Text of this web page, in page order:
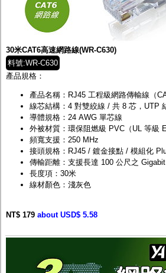
30米CAT6高速網路線(WR-C630)
料號:WR-C630
產品規格：
產品名稱：RJ45 工程級網路傳輸線（
線芯結構：4 對雙絞線 / 共 8 芯，UTP
導體規格：24 AWG 單芯線
外被材質：環保阻燃級 PVC（UL 等級
頻寬支援：250 MHz
接頭規格：RJ45 / 鍍金接點 / 模組化
傳輸距離：支援長達 100 公尺之
長度項：30米
線材顏色：淺灰色
NT$ 179 about USD$ 5.58